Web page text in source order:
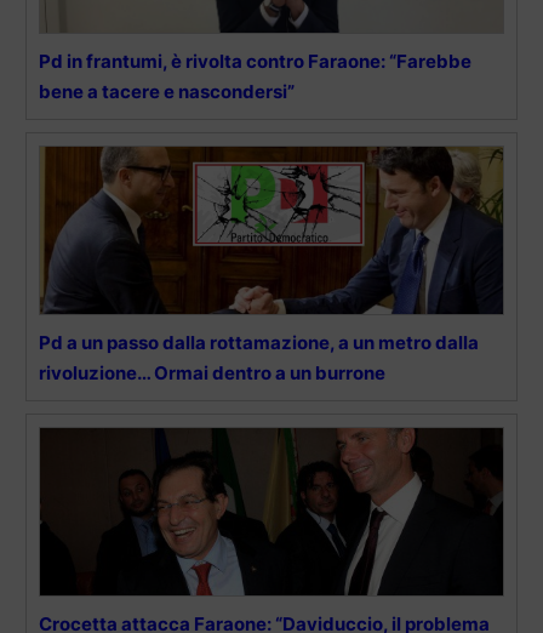
Pd in frantumi, è rivolta contro Faraone: “Farebbe
bene a tacere e nascondersi”
Pd a un passo dalla rottamazione, a un metro dalla
rivoluzione… Ormai dentro a un burrone
Crocetta attacca Faraone: “Daviduccio, il problema